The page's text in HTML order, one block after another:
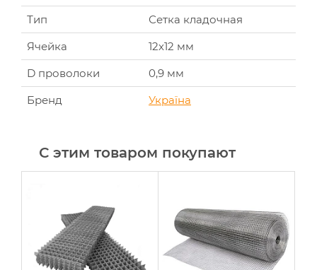
Тип
Сетка кладочная
Ячейка
12х12 мм
D проволоки
0,9 мм
Бренд
Україна
С этим товаром покупают